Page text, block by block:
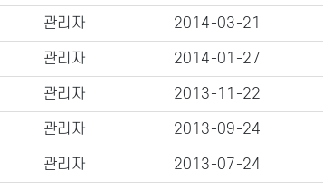
관리자 2014-03-21
관리자 2014-01-27
관리자 2013-11-22
관리자 2013-09-24
관리자 2013-07-24